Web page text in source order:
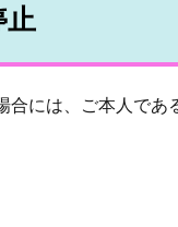
止
には、ご本人で